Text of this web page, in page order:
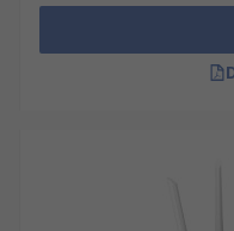
เราเตอร์กระจายสัญญาณ
สำคัญที่เรียกว่า "การค้น
เป็นกระบวนการตัดสินใจ